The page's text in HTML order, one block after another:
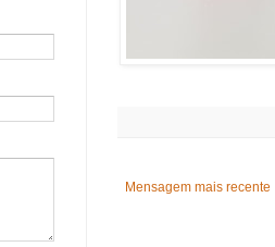
Mensagem mais recente